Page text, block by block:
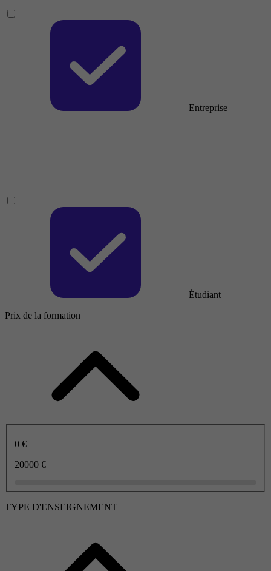
Entreprise
Étudiant
Prix de la formation
0 €
20000 €
TYPE D'ENSEIGNEMENT